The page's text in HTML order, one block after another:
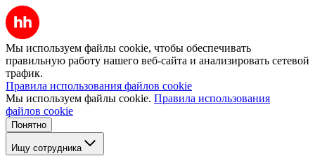
Мы используем файлы cookie, чтобы обеспечивать
правильную работу нашего веб-сайта и анализировать сетевой
трафик.
Правила использования файлов cookie
Мы используем файлы cookie. Правила использования
файлов cookie
Понятно
Ищу сотрудника